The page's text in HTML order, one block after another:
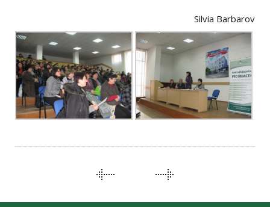
Silvia Barbarov
PORTFOLIO